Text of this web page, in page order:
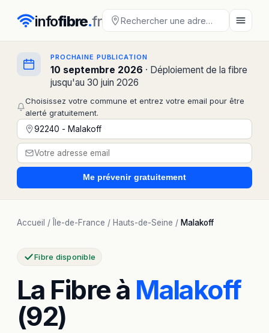
infofibre.fr
PROCHAINE PUBLICATION
10 septembre 2026 · Déploiement de la fibre
jusqu'au 30 juin 2026
Choisissez votre commune et entrez votre email pour être
alerté gratuitement.
Me prévenir gratuitement
Accueil / Île-de-France / Hauts-de-Seine / Malakoff
Fibre disponible
La Fibre à Malakoff
(92)